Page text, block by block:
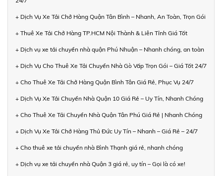
+ Dịch Vụ Xe Tải Chở Hàng Quận Tân Bình – Nhanh, An Toàn, Trọn Gói
+ Thuê Xe Tải Chở Hàng TP.HCM Nội Thành & Liên Tỉnh Giá Tốt
+ Dịch vụ xe tải chuyển nhà quận Phú Nhuận – Nhanh chóng, an toàn
+ Dịch Vụ Cho Thuê Xe Tải Chuyển Nhà Gò Vấp Trọn Gói – Giá Tốt 24/7
+ Cho Thuê Xe Tải Chở Hàng Quận Bình Tân Giá Rẻ, Phục Vụ 24/7
+ Dịch Vụ Xe Tải Chuyển Nhà Quận 10 Giá Rẻ – Uy Tín, Nhanh Chóng
+ Cho Thuê Xe Tải Chuyển Nhà Quận Tân Phú Giá Rẻ | Nhanh Chóng
+ Dịch Vụ Xe Tải Chở Hàng Thủ Đức Uy Tín – Nhanh – Giá Rẻ – 24/7
+ Cho thuê xe tải chuyển nhà Bình Thạnh giá rẻ, nhanh chóng
+ Dịch vụ xe tải chuyển nhà Quận 3 giá rẻ, uy tín – Gọi là có xe!